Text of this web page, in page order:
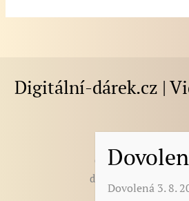
Digitální-dárek.cz |
darek@digitalni-
digitalni-
Dovolená 3. 8.